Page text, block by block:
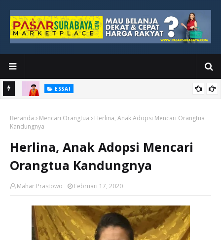
ESSAI
Tidak Berhenti di Panggung Wisuda
Beranda Mencari Orangtua
Herlina, Anak Adopsi Mencari Orangtua
Kandungnya
Herlina, Anak Adopsi Mencari
Orangtua Kandungnya
Mahar Prastowo Februari 17, 2020